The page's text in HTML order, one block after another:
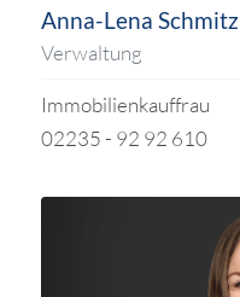
Anna-Lena Schmitz
Verwaltung
Immobilienkauffrau
02235 - 92 92 610